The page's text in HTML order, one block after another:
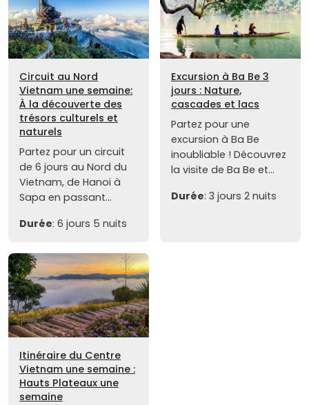
Circuit au Nord
Vietnam une semaine:
À la découverte des
trésors culturels et
naturels
Partez pour un circuit
de 6 jours au Nord du
Vietnam, de Hanoi à
Sapa en passant...
Durée: 6 jours 5 nuits
Excursion à Ba Be 3
jours : Nature,
cascades et lacs
Partez pour une
excursion à Ba Be
inoubliable ! Découvrez
la visite de Ba Be et...
Durée: 3 jours 2 nuits
Itinéraire du Centre
Vietnam une semaine :
Hauts Plateaux une
semaine